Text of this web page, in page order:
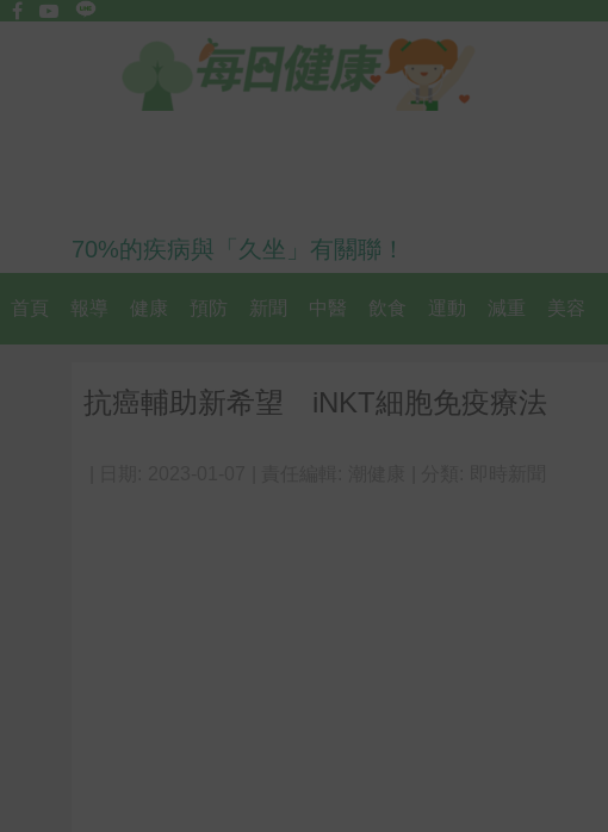
70%的疾病與「久坐」有關聯！
首頁 報導 健康 預防 新聞 中醫 飲食 運動 減重 美容
抗癌輔助新希望 iNKT細胞免疫療法